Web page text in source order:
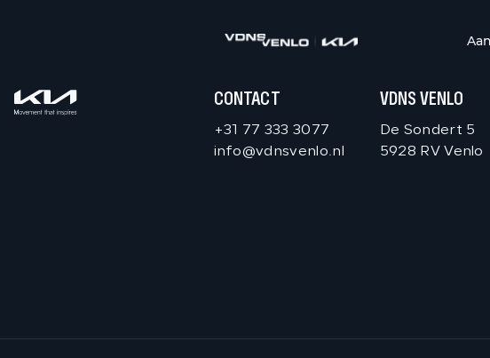
CONTACT
+31 77 333 3077
info@vdnsvenlo.nl
VDNS VENLO
De Sondert 5
5928 RV Venlo